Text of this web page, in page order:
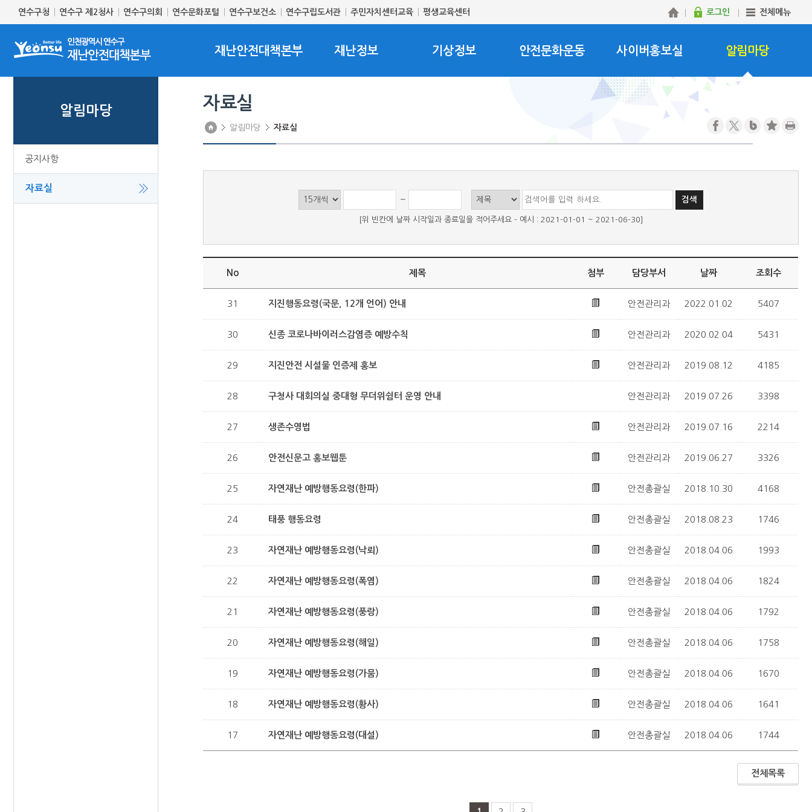
연수구청 연수구 제2청사 연수구의회 연수문화포털 연수구보건소 연수구립도서관 주민자치센터교육 평생교육센터 로그인 전체메뉴
재난안전대책본부 재난정보 기상정보 안전문화운동 사이버홍보실 알림마당
알림마당
공지사항
자료실
자료실
알림마당 자료실
~
[위 빈칸에 날짜 시작일과 종료일을 적어주세요 - 예시 : 2021-01-01 ~ 2021-06-30]
No 제목 첨부 담당부서 날짜 조회수
31 지진행동요령(국문, 12개 언어) 안내 안전관리과 2022.01.02 5407
30 신종 코로나바이러스감염증 예방수칙 안전관리과 2020.02.04 5431
29 지진안전 시설물 인증제 홍보 안전관리과 2019.08.12 4185
28 구청사 대회의실 중대형 무더위쉼터 운영 안내 안전관리과 2019.07.26 3398
27 생존수영법 안전관리과 2019.07.16 2214
26 안전신문고 홍보웹툰 안전관리과 2019.06.27 3326
25 자연재난 예방행동요령(한파) 안전총괄실 2018.10.30 4168
24 태풍 행동요령 안전총괄실 2018.08.23 1746
23 자연재난 예방행동요령(낙뢰) 안전총괄실 2018.04.06 1993
22 자연재난 예방행동요령(폭염) 안전총괄실 2018.04.06 1824
21 자연재난 예방행동요령(풍랑) 안전총괄실 2018.04.06 1792
20 자연재난 예방행동요령(해일) 안전총괄실 2018.04.06 1758
19 자연재난 예방행동요령(가뭄) 안전총괄실 2018.04.06 1670
18 자연재난 예방행동요령(황사) 안전총괄실 2018.04.06 1641
17 자연재난 예방행동요령(대설) 안전총괄실 2018.04.06 1744
전체목록